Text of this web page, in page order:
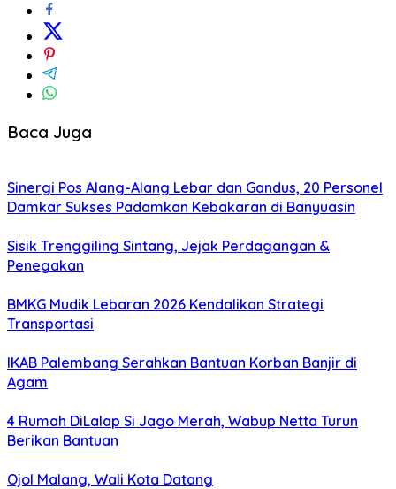
Baca Juga
Sinergi Pos Alang-Alang Lebar dan Gandus, 20 Personel
Damkar Sukses Padamkan Kebakaran di Banyuasin
Sisik Trenggiling Sintang, Jejak Perdagangan &
Penegakan
BMKG Mudik Lebaran 2026 Kendalikan Strategi
Transportasi
IKAB Palembang Serahkan Bantuan Korban Banjir di
Agam
4 Rumah DiLalap Si Jago Merah, Wabup Netta Turun
Berikan Bantuan
Ojol Malang, Wali Kota Datang